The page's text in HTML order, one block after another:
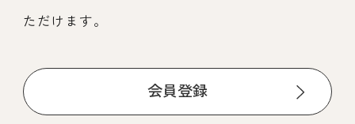
ただけます。
会員登録